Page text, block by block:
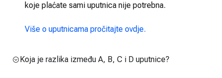
koje plaćate sami uputnica nije potrebna.
Više o uputnicama pročitajte ovdje.
Koja je razlika između A, B, C i D uputnice?